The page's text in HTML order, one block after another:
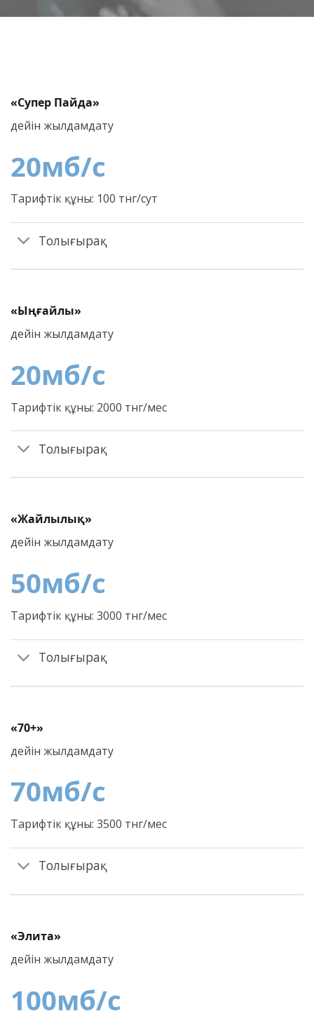
«Супер Пайда»
дейін жылдамдату
20мб/c
Тарифтік құны: 100 тнг/сут
Толығырақ
«Ыңғайлы»
дейін жылдамдату
20мб/c
Тарифтік құны: 2000 тнг/мес
Толығырақ
«Жайлылық»
дейін жылдамдату
50мб/c
Тарифтік құны: 3000 тнг/мес
Толығырақ
«70+»
дейін жылдамдату
70мб/c
Тарифтік құны: 3500 тнг/мес
Толығырақ
«Элита»
дейін жылдамдату
100мб/c